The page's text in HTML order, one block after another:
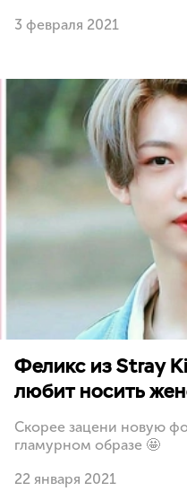
3 февраля 2021
Феликс из Stray
любит носить
Скорее зацени новую
гламурном образе 🤩
22 января 2021